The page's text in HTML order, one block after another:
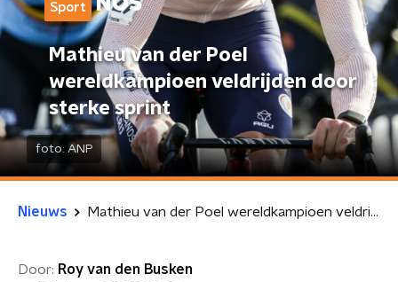
Sport
Mathieu van der Poel
wereldkampioen veldrijden door
sterke sprint
foto: ANP
Nieuws Mathieu van der Poel wereldkampioen veldrijden door sterke sprint
Door: Roy van den Busken